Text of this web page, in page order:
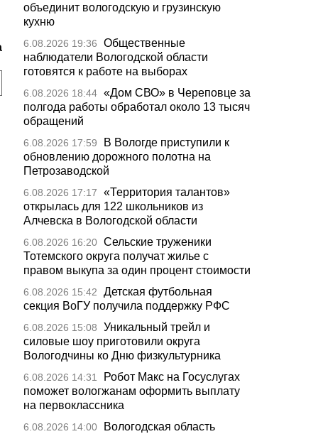
объединит вологодскую и грузинскую
кухню
6.08.2026 19:36
Общественные
наблюдатели Вологодской области
готовятся к работе на выборах
6.08.2026 18:44 «Дом СВО» в Череповце за
полгода работы обработал около 13 тысяч
обращений
6.08.2026 17:59
В Вологде приступили к
обновлению дорожного полотна на
Петрозаводской
6.08.2026 17:17
«Территория талантов»
открылась для 122 школьников из
Алчевска в Вологодской области
6.08.2026 16:20 Сельские труженики
Тотемского округа получат жилье с
правом выкупа за один процент стоимости
6.08.2026 15:42
Детская футбольная
секция ВоГУ получила поддержку РФС
6.08.2026 15:08
Уникальный трейл и
силовые шоу приготовили округа
Вологодчины ко Дню физкультурника
6.08.2026 14:31
Робот Макс на Госуслугах
поможет вологжанам оформить выплату
на первоклассника
6.08.2026 14:00
Вологодская область